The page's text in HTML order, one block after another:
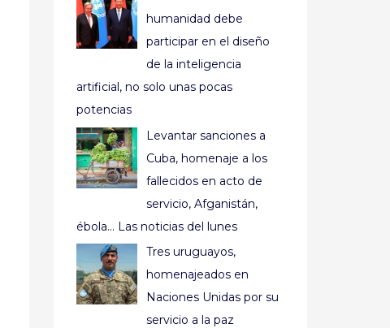
humanidad debe
participar en el diseño
de la inteligencia
artificial, no solo unas pocas
potencias
Levantar sanciones a
Cuba, homenaje a los
fallecidos en acto de
servicio, Afganistán,
ébola… Las noticias del lunes
Tres uruguayos,
homenajeados en
Naciones Unidas por su
servicio a la paz